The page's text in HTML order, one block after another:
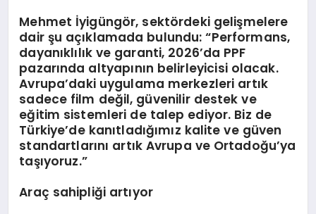
Mehmet İyigüngör, sektördeki gelişmelere
dair şu açıklamada bulundu: “Performans,
dayanıklılık ve garanti, 2026’da PPF
pazarında altyapının belirleyicisi olacak.
Avrupa’daki uygulama merkezleri artık
sadece film değil, güvenilir destek ve
eğitim sistemleri de talep ediyor. Biz de
Türkiye’de kanıtladığımız kalite ve güven
standartlarını artık Avrupa ve Ortadoğu’ya
taşıyoruz.”
Araç sahipliği artıyor